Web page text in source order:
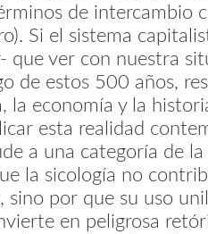
de intercambio
Si el sistema
que ver con nuestra
de estos 500 años,
la economía y la
esta realidad
a una categoría de la
la sicología no
sino por que su uso
en peligrosa